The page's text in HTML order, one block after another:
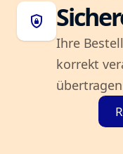
shield_lock
Ihre
korrekt